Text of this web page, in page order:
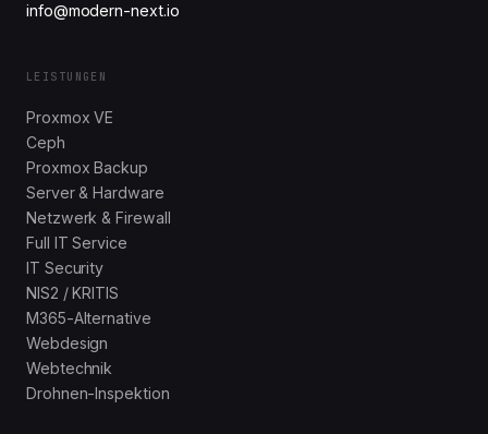
info@modern-next.io
LEISTUNGEN
Proxmox VE
Ceph
Proxmox Backup
Server & Hardware
Netzwerk & Firewall
Full IT Service
IT Security
NIS2 / KRITIS
M365-Alternative
Webdesign
Webtechnik
Drohnen-Inspektion